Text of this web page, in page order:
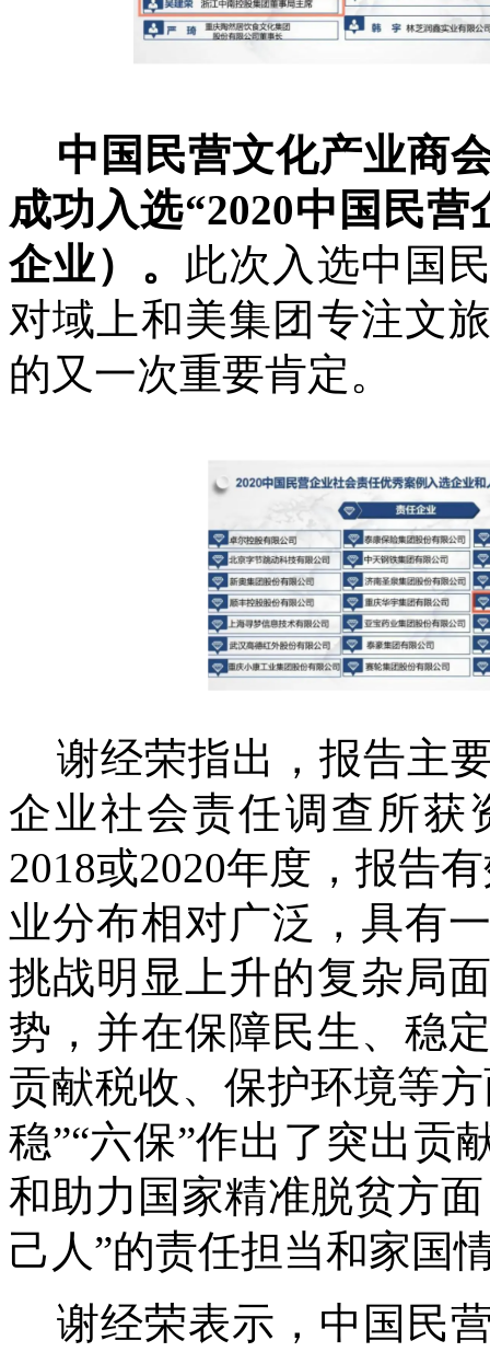
中国民营文化产业商
成功入选“2020中国民
企业）。 此次入选中国
对域上和美集团专注文
的又一次重要肯定。
谢经荣指出，报告主
企业社会责任调查所获
2018或2020年度，报告
业分布相对广泛，具有
挑战明显上升的复杂局
势，并在保障民生、稳
贡献税收、保护环境等
稳”“六保”作出了突出贡
和助力国家精准脱贫方
己人”的责任担当和家国
谢经荣表示，中国民